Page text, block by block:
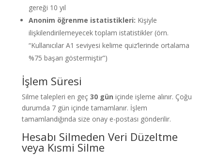
gereği 10 yıl
Anonim öğrenme istatistikleri: Kişiyle
ilişkilendirilemeyecek toplam istatistikler (örn.
“Kullanıcılar A1 seviyesi kelime quiz’lerinde ortalama
%75 başarı göstermiştir”)
İşlem Süresi
Silme talepleri en geç 30 gün içinde işleme alınır. Çoğu
durumda 7 gün içinde tamamlanır. İşlem
tamamlandığında size onay e-postası gönderilir.
Hesabı Silmeden Veri Düzeltme
veya Kısmi Silme